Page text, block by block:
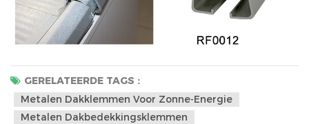
GERELATEERDE TAGS :
Metalen Dakklemmen Voor Zonne-Energie
Metalen Dakbedekkingsklemmen